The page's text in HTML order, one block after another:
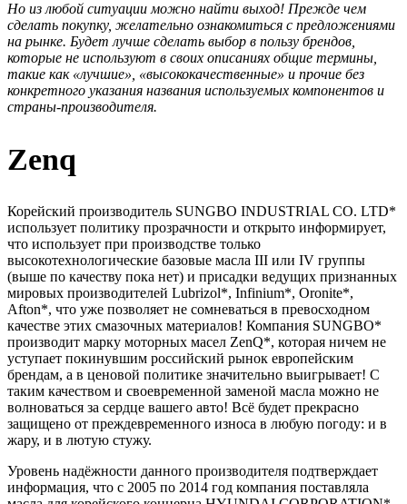
Но из любой ситуации можно найти выход! Прежде чем
сделать покупку, желательно ознакомиться с предложениями
на рынке. Будет лучше сделать выбор в пользу брендов,
которые не используют в своих описаниях общие термины,
такие как «лучшие», «высококачественные» и прочие без
конкретного указания названия используемых компонентов и
страны-производителя.
Zenq
Корейский производитель SUNGBO INDUSTRIAL CO. LTD*
использует политику прозрачности и открыто информирует,
что использует при производстве только
высокотехнологические базовые масла III или IV группы
(выше по качеству пока нет) и присадки ведущих признанных
мировых производителей Lubrizol*, Infinium*, Oronite*,
Afton*, что уже позволяет не сомневаться в превосходном
качестве этих смазочных материалов! Компания SUNGBO*
производит марку моторных масел ZenQ*, которая ничем не
уступает покинувшим российский рынок европейским
брендам, а в ценовой политике значительно выигрывает! С
таким качеством и своевременной заменой масла можно не
волноваться за сердце вашего авто! Всё будет прекрасно
защищено от преждевременного износа в любую погоду: и в
жару, и в лютую стужу.
Уровень надёжности данного производителя подтверждает
информация, что с 2005 по 2014 год компания поставляла